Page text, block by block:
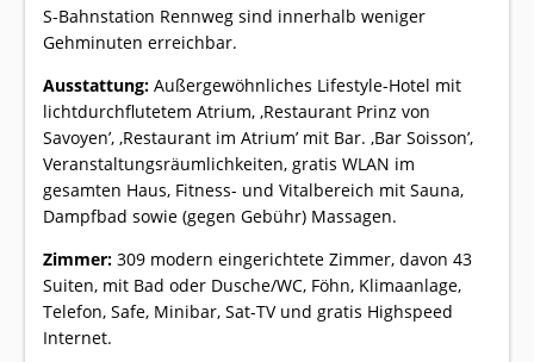
S-Bahnstation Rennweg sind innerhalb weniger
Gehminuten erreichbar.
Ausstattung: Außergewöhnliches Lifestyle-Hotel mit
lichtdurchflutetem Atrium, ‚Restaurant Prinz von
Savoyen’, ‚Restaurant im Atrium’ mit Bar. ‚Bar Soisson’,
Veranstaltungsräumlichkeiten, gratis WLAN im
gesamten Haus, Fitness- und Vitalbereich mit Sauna,
Dampfbad sowie (gegen Gebühr) Massagen.
Zimmer: 309 modern eingerichtete Zimmer, davon 43
Suiten, mit Bad oder Dusche/WC, Föhn, Klimaanlage,
Telefon, Safe, Minibar, Sat-TV und gratis Highspeed
Internet.